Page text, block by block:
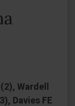
Wardell
Davies FE